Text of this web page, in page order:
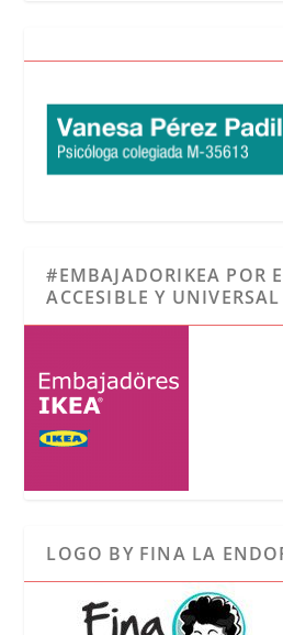
#EMBAJADORIKEA POR
ACCESIBLE Y UNIVERSAL
LOGO BY FINA LA